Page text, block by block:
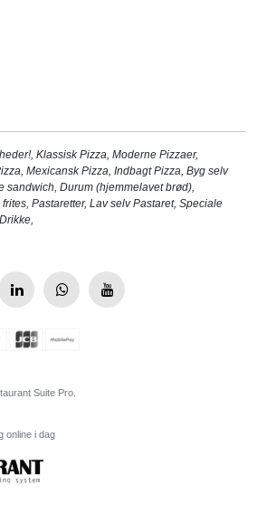
, Klassisk Pizza, Moderne Pizzaer,
, Mexicansk Pizza, Indbagt Pizza, Byg selv
sandwich, Durum (hjemmelavet brød),
frites, Pastaretter, Lav selv Pastaret, Speciale
Drikke,
Suite Pro.
online i dag